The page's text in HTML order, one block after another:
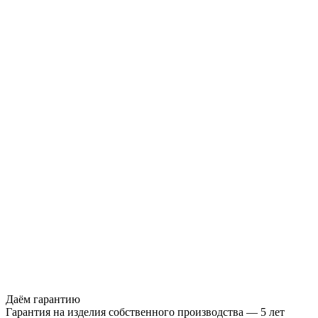
Даём гарантию
Гарантия на изделия собственного производства — 5 лет